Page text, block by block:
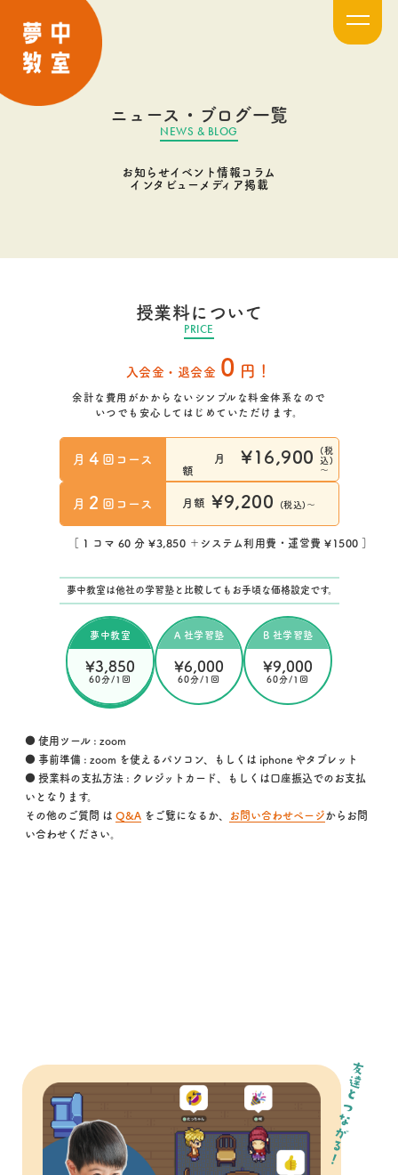
ニュース・ブログ一覧
NEWS & BLOG
お知らせイベント情報 コラム
インタビュー メディア掲載
授業料について
PRICE
入会金・退会金 0 円！
余計な費用がかからないシンプルな料金体系なので
いつでも安心してはじめていただけます。
月4 回コース
月
額
¥16,900
(税
込)
～
月 2 回コース 月額 ¥9,200 (税込)～
［ 1 コマ 60 分 ¥3,850 ＋システム利用費・運営費 ¥1500 ］
夢中教室は他社の学習塾と比較してもお手頃な価格設定です。
夢中教室
¥3,850
60分/1回
A 社学習塾
¥6,000
60分/1回
B 社学習塾
¥9,000
60分/1回
● 使用ツール : zoom
● 事前準備 : zoom を使えるパソコン、もしくは iphone やタブレット
● 授業料の支払方法 : クレジットカード、もしくは口座振込でのお支払
いとなります。
その他のご質問 はQ&A をご覧になるか、 お問い合わせページ からお問
い合わせください。
友達とつながる！